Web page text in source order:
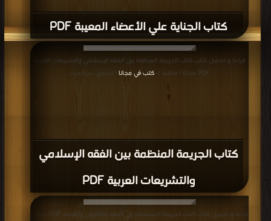
كتاب الجناية علي الأعضاء المعيبة PDF
كتاب الجريمة المنظمة بين الفقه الإسلامي
والتشريعات العربية PDF
قراءة و تحميل كتاب كتاب الجريمة المنظمة بين الفقه الإسلامي والتشريعات العربية
PDF مجانا | مكتبة >
كتب في مجانا | التحميل : مرة/مرات
قراءة و تحميل كتاب كتاب الجريمة المستحيلة في الفقه والقانون والقضاء PDF مجانا |